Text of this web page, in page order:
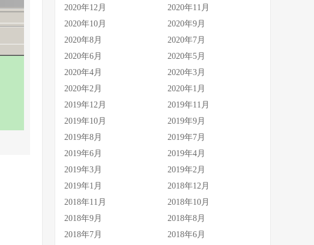
2020年12月
2020年11月
2020年10月
2020年9月
2020年8月
2020年7月
2020年6月
2020年5月
2020年4月
2020年3月
2020年2月
2020年1月
2019年12月
2019年11月
2019年10月
2019年9月
2019年8月
2019年7月
2019年6月
2019年4月
2019年3月
2019年2月
2019年1月
2018年12月
2018年11月
2018年10月
2018年9月
2018年8月
2018年7月
2018年6月